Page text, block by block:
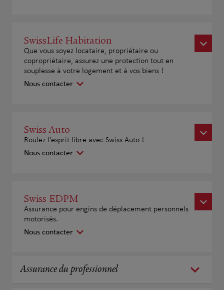
SwissLife Habitation
Que vous soyez locataire, propriétaire ou
copropriétaire, assurez une protection tout en
souplesse à votre logement et à vos biens !
Nous contacter
Swiss Auto
Roulez l'esprit libre avec Swiss Auto !
Nous contacter
Swiss EDPM
Assurance pour engins de déplacement personnels
motorisés.
Nous contacter
Assurance du professionnel